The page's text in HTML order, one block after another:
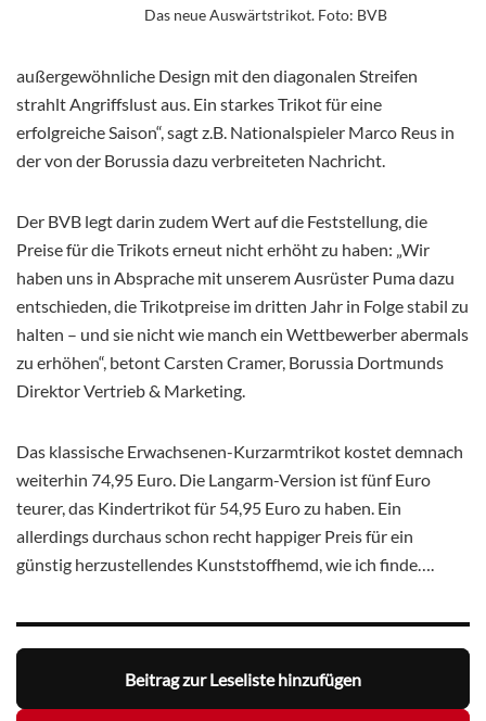
Das neue Auswärtstrikot. Foto: BVB
außergewöhnliche Design mit den diagonalen Streifen
strahlt Angriffslust aus. Ein starkes Trikot für eine
erfolgreiche Saison“, sagt z.B. Nationalspieler Marco Reus in
der von der Borussia dazu verbreiteten Nachricht.
Der BVB legt darin zudem Wert auf die Feststellung, die
Preise für die Trikots erneut nicht erhöht zu haben: „Wir
haben uns in Absprache mit unserem Ausrüster Puma dazu
entschieden, die Trikotpreise im dritten Jahr in Folge stabil zu
halten – und sie nicht wie manch ein Wettbewerber abermals
zu erhöhen“, betont Carsten Cramer, Borussia Dortmunds
Direktor Vertrieb & Marketing.
Das klassische Erwachsenen-Kurzarmtrikot kostet demnach
weiterhin 74,95 Euro. Die Langarm-Version ist fünf Euro
teurer, das Kindertrikot für 54,95 Euro zu haben. Ein
allerdings durchaus schon recht happiger Preis für ein
günstig herzustellendes Kunststoffhemd, wie ich finde….
Beitrag zur Leseliste hinzufügen